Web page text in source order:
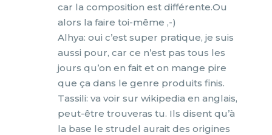
car la composition est différente.Ou
alors la faire toi-même ,-)
Alhya: oui c’est super pratique, je suis
aussi pour, car ce n’est pas tous les
jours qu’on en fait et on mange pire
que ça dans le genre produits finis.
Tassili: va voir sur wikipedia en anglais,
peut-être trouveras tu. Ils disent qu’à
la base le strudel aurait des origines